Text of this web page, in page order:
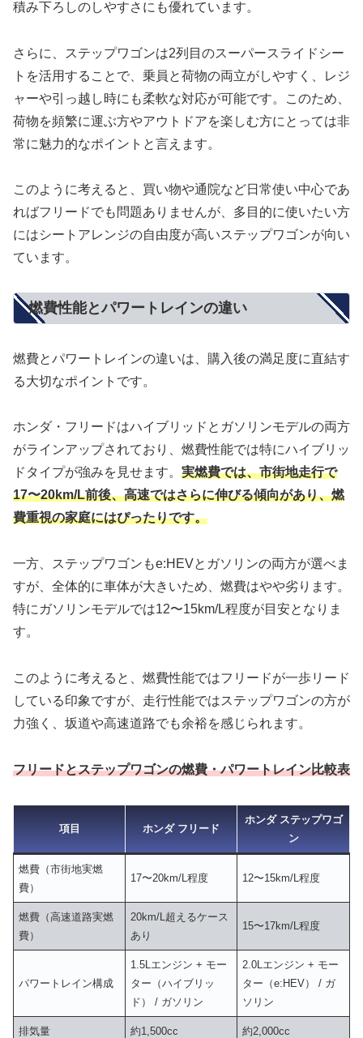
積み下ろしのしやすさにも優れています。
さらに、ステップワゴンは2列目のスーパースライドシー
トを活用することで、乗員と荷物の両立がしやすく、レジ
ャーや引っ越し時にも柔軟な対応が可能です。このため、
荷物を頻繁に運ぶ方やアウトドアを楽しむ方にとっては非
常に魅力的なポイントと言えます。
このように考えると、買い物や通院など日常使い中心であ
ればフリードでも問題ありませんが、多目的に使いたい方
にはシートアレンジの自由度が高いステップワゴンが向い
ています。
燃費性能とパワートレインの違い
燃費とパワートレインの違いは、購入後の満足度に直結す
る大切なポイントです。
ホンダ・フリードはハイブリッドとガソリンモデルの両方
がラインアップされており、燃費性能では特にハイブリッ
ドタイプが強みを見せます。 実燃費では、市街地走行で
17〜20km/L前後、高速ではさらに伸びる傾向があり、燃
費重視の家庭にはぴったりです。
一方、ステップワゴンもe:HEVとガソリンの両方が選べま
すが、全体的に車体が大きいため、燃費はやや劣ります。
特にガソリンモデルでは12〜15km/L程度が目安となりま
す。
このように考えると、燃費性能ではフリードが一歩リード
している印象ですが、走行性能ではステップワゴンの方が
力強く、坂道や高速道路でも余裕を感じられます。
フリードとステップワゴンの燃費・パワートレイン比較表
項目 ホンダ フリード
ホンダ ステップワゴ
ン
燃費（市街地実燃
費）
17〜20km/L程度 12〜15km/L程度
燃費（高速道路実燃
費）
20km/L超えるケース
あり
15〜17km/L程度
パワートレイン構成
1.5Lエンジン + モー
ター（ハイブリッ
ド） / ガソリン
2.0Lエンジン + モー
ター（e:HEV） / ガ
ソリン
排気量 約1,500cc 約2,000cc